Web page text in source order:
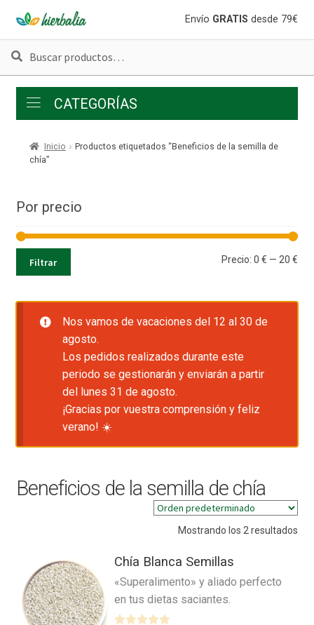
Ir
a
la
navegación
Ir
al
contenido
Envío GRATIS desde 79€
Buscar
Buscar
CATEGORÍAS
Inicio
Productos etiquetados “Beneficios de la semilla de
chía”
Por precio
Filtrar Precio:0 € — 20 €
Nos vamos de vacaciones del 12 al 30 de
agosto.
Los pedidos realizados durante este
periodo se gestionarán y enviarán a partir
del lunes 31 de agosto.
¡Gracias por vuestra comprensión y feliz
verano! ☀️
Beneficios de la semilla de chía
Mostrando los 2 resultados
Chía Blanca Semillas
«Superalimento» y aliado perfecto
en tus dietas saciantes.